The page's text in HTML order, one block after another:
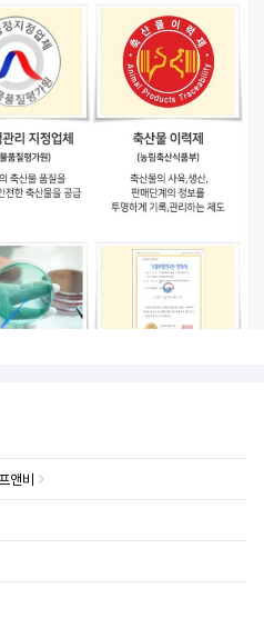
앤비